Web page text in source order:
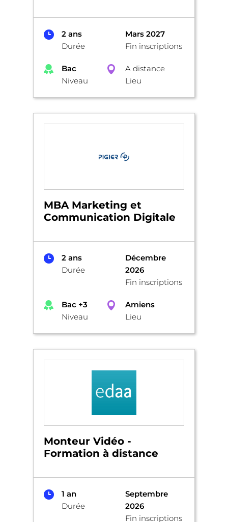
2 ans
Durée
Mars 2027
Fin inscriptions
Bac
Niveau
A distance
Lieu
MBA Marketing et
Communication Digitale
2 ans
Durée
Décembre
2026
Fin inscriptions
Bac +3
Niveau
Amiens
Lieu
Monteur Vidéo -
Formation à distance
1 an
Durée
Septembre
2026
Fin inscriptions